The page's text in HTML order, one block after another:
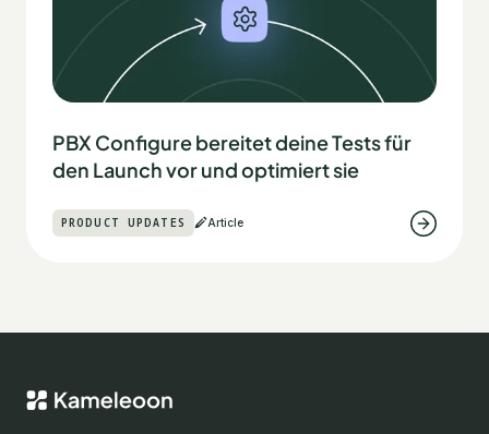
PBX Configure bereitet deine Tests für
den Launch vor und optimiert sie
PRODUCT UPDATES Article